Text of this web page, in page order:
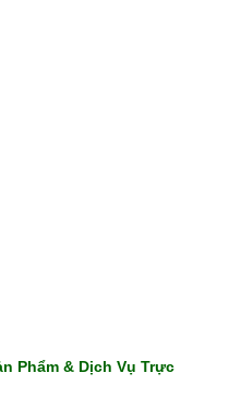
Phẩm & Dịch Vụ Trực